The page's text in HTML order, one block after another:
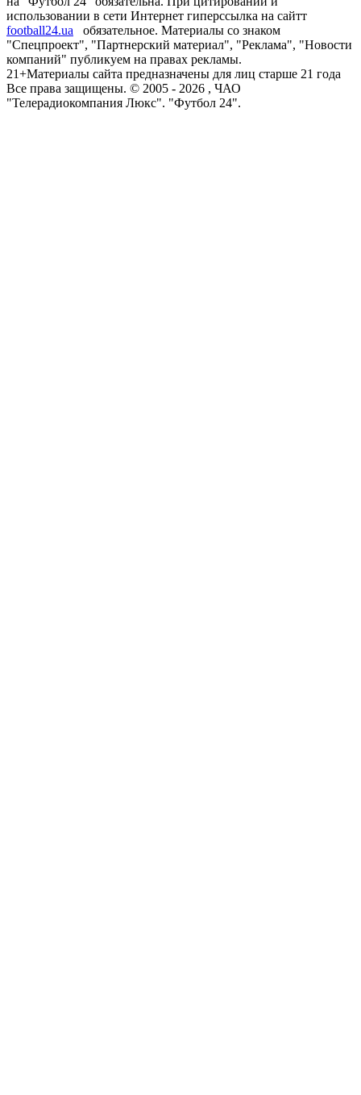
использовании в сети Интернет гиперссылка на сайтт
football24.ua
обязательное. Материалы со знаком
"Спецпроект", "Партнерский материал", "Реклама", "Новости
компаний" публикуем на правах рекламы.
21+Материалы сайта предназначены для лиц старше 21 года
Все права защищены. © 2005 - 2026 , ЧАО
"Телерадиокомпания Люкс". "Футбол 24".